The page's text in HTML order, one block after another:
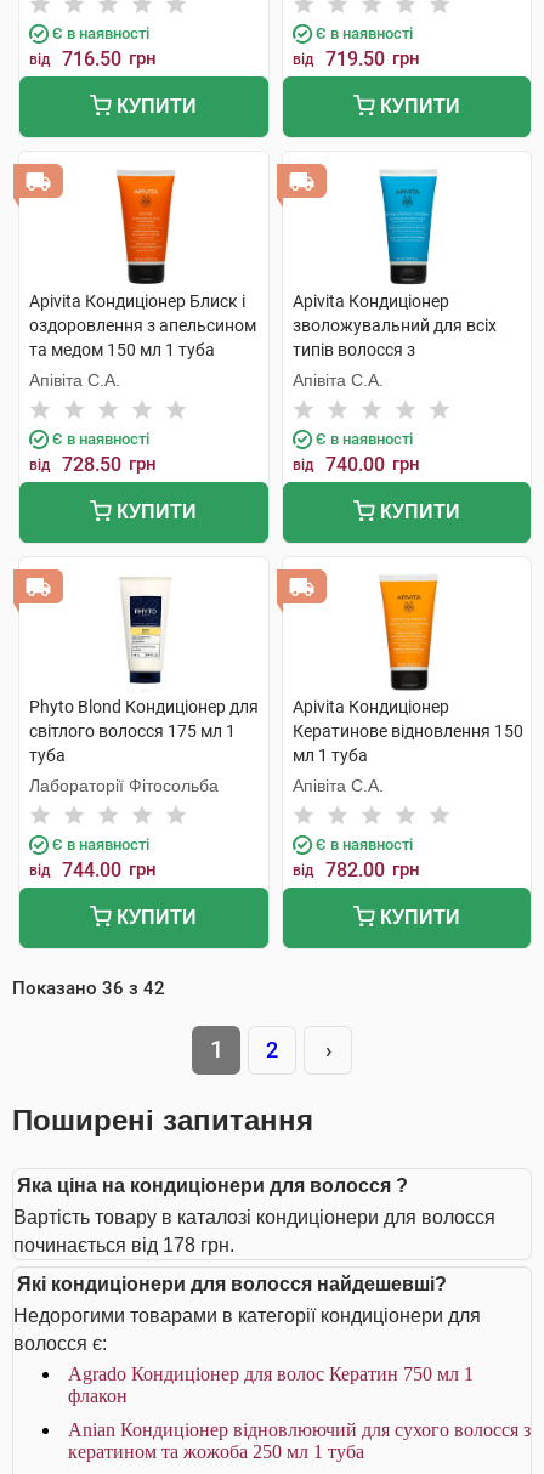
Є в наявності
від 716.50 грн
КУПИТИ
Є в наявності
від 719.50 грн
КУПИТИ
Apivita Кондиціонер Блиск і
оздоровлення з апельсином
та медом 150 мл 1 туба
Апівіта С.А.
Є в наявності
від 728.50 грн
КУПИТИ
Apivita Кондиціонер
зволожувальний для всіх
типів волосся з
гіалуроновою кислотою та
алое 150 мл 1 туба
Апівіта С.А.
Є в наявності
від 740.00 грн
КУПИТИ
Phyto Blond Кондиціонер для
світлого волосся 175 мл 1
туба
Лабораторії Фітосольба
Є в наявності
від 744.00 грн
КУПИТИ
Apivita Кондиціонер
Кератинове відновлення 150
мл 1 туба
Апівіта С.А.
Є в наявності
від 782.00 грн
КУПИТИ
Показано 36 з 42
1 2 ›
Поширені запитання
Яка ціна на кондиціонери для волосся ?
Вартість товару в каталозі кондиціонери для волосся
починається від 178 грн.
Які кондиціонери для волосся найдешевші?
Недорогими товарами в категорії кондиціонери для
волосся є:
Agrado Кондиціонер для волос Кератин 750 мл 1
флакон
Anian Кондиціонер відновлюючий для сухого волосся з
кератином та жожоба 250 мл 1 туба